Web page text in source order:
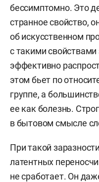
бессимптомно. Это
странное свойство,
об искусственном
с такими
эффективно
этом бьет по
группе, а
ее как болезнь.
в бытовом смысле
При такой
латентных
не сработает. Он